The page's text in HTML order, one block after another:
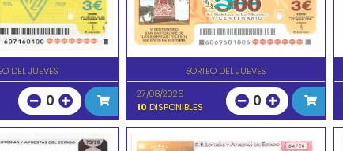
DEL JUEVES
0
SORTEO DEL JUEVES
27/08/2026
10 DISPONIBLES 0